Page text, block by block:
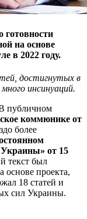
на основе
в 2022 году.
достигнутых в
инсинуаций.
публичном
коммюнике от
более
Украины» от 15
текст был
основе проекта,
18 статей и
сил Украины.